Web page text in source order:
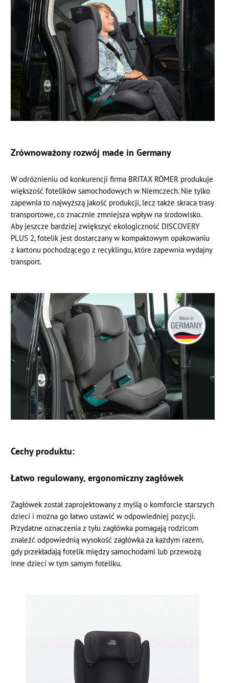
Zrównoważony rozwój made in Germany
W odróżnieniu od konkurencji firma BRITAX RÖMER produkuje
większość fotelików samochodowych w Niemczech. Nie tylko
zapewnia to najwyższą jakość produkcji, lecz także skraca trasy
transportowe, co znacznie zmniejsza wpływ na środowisko.
Aby jeszcze bardziej zwiększyć ekologiczność DISCOVERY
PLUS 2, fotelik jest dostarczany w kompaktowym opakowaniu
z kartonu pochodzącego z recyklingu, które zapewnia wydajny
transport.
Cechy produktu:
Łatwo regulowany, ergonomiczny zagłówek
Zagłówek został zaprojektowany z myślą o komforcie starszych
dzieci i można go łatwo ustawić w odpowiedniej pozycji.
Przydatne oznaczenia z tyłu zagłówka pomagają rodzicom
znaleźć odpowiednią wysokość zagłówka za każdym razem,
gdy przekładają fotelik między samochodami lub przewożą
inne dzieci w tym samym foteliku.